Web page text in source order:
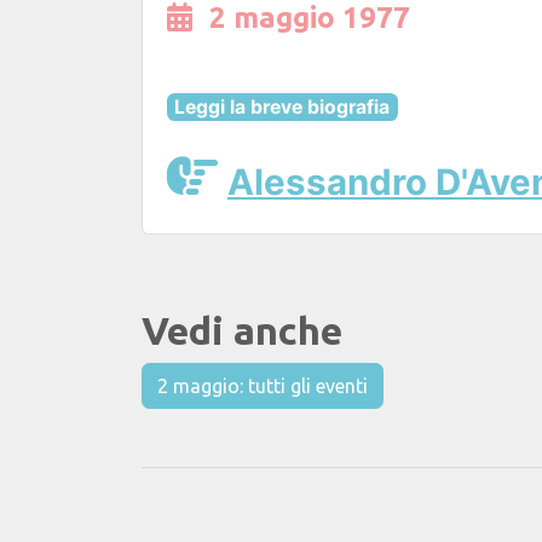
2 maggio 1977
Leggi la breve biografia
Alessandro
Vedi anche
2 maggio: tutti gli eventi